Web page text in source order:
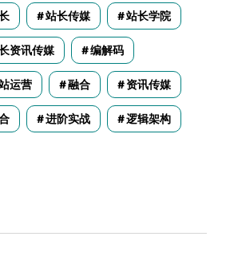
站长传媒 站长学院
资讯传媒 编解码
运营 融合 资讯传媒
进阶实战 逻辑架构